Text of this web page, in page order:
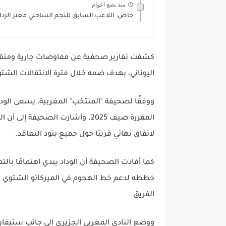
منذ بضع اعوام
خاص: اللاعب السابق للنجم الساحلي معتز
كشفت تقارير صحفية عن مفاوضات جارية
اليوناني، بهدف ضمه خلال فترة الانتقالات
ووفقًا لصحيفة "المنتخب" المغربية، يسعى
المقررة صيف 2025. وأشارت
لاتفاق نهائي قريبًا حول جميع بنود التعاقد.
كما أفادت الصحيفة أن الوداد يبدي اهتمامًا
خططه لدعم خط الهجوم في الميركاتو الشتوي
الفريق.
ووضع النادي المغربي الجزيري إلى جانب ستيفان